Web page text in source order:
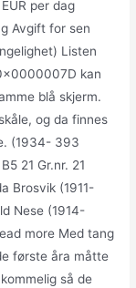
per dag
Avgift for sen
Listen
kan
blå skjerm.
og da finnes
(1934- 393
21 Gr.nr. 21
Brosvik (1911-
Nese (1914-
more Med tang
første åra måtte
så de